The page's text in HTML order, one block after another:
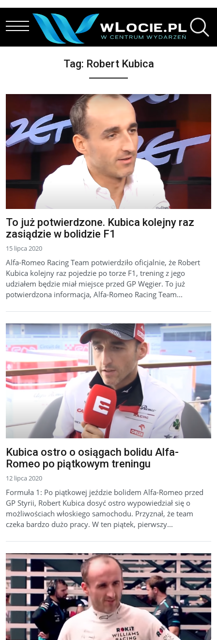
Przejdź do treści
Tag: Robert Kubica
To już potwierdzone. Kubica kolejny raz
zasiądzie w bolidzie F1
15 lipca 2020
Alfa-Romeo Racing Team potwierdziło oficjalnie, że Robert
Kubica kolejny raz pojedzie po torze F1, trening z jego
udziałem będzie miał miejsce przed GP Węgier. To już
potwierdzona informacja, Alfa-Romeo Racing Team...
Kubica ostro o osiągach bolidu Alfa-
Romeo po piątkowym treningu
12 lipca 2020
Formuła 1: Po piątkowej jeździe bolidem Alfa-Romeo przed
GP Styrii, Robert Kubica dosyć ostro wypowiedział się o
możliwościach włoskiego samochodu. Przyznał, że team
czeka bardzo dużo pracy. W ten piątek, pierwszy...